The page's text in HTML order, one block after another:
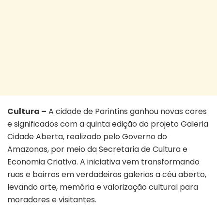
Cultura – A cidade de Parintins ganhou novas cores
e significados com a quinta edição do projeto Galeria
Cidade Aberta, realizado pelo Governo do
Amazonas, por meio da Secretaria de Cultura e
Economia Criativa. A iniciativa vem transformando
ruas e bairros em verdadeiras galerias a céu aberto,
levando arte, memória e valorização cultural para
moradores e visitantes.